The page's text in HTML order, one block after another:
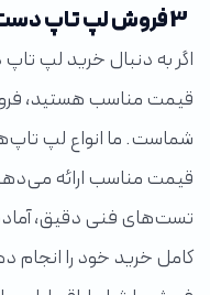
3 فروش لپ تاپ دست دوم مشهد
اگر به دنبال خرید لپ
قیمت مناسب هستید،
شماست. ما انواع لپ
قیمت مناسب ارائه
تست‌های فنی دقیق،
کامل خرید خود را انجام